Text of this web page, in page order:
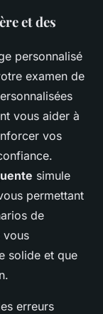
et des
personnalisé
examen de
vous aider à
vos
simule
permettant
de
vous
solide et que
erreurs